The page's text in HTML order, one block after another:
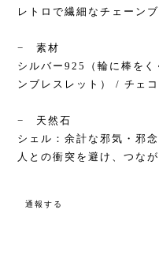
レトロで繊細なチェーンブ
− 素材
シルバー925（輪に棒を
ンブレスレット） / チェ
− 天然石
シェル：余計な邪気・邪
人との衝突を避け、つな
通報する